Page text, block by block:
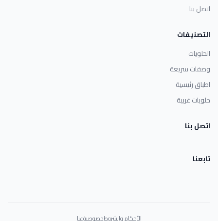
اتصل بنا
التصنيفات
الحلويات
وصفات سريعة
اطباق رئيسية
حلويات غربية
اتصل بنا
تابعنا
الأحكام والشروطخصوصيةعنا